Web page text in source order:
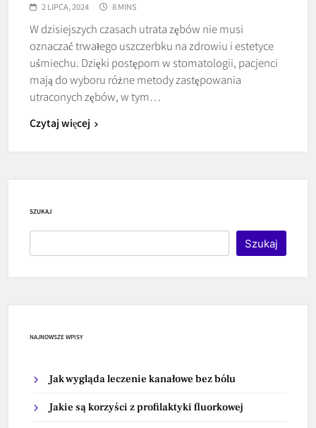
2 LIPCA, 2024 8 MINS
W dzisiejszych czasach utrata zębów nie musi
oznaczać trwałego uszczerbku na zdrowiu i estetyce
uśmiechu. Dzięki postępom w stomatologii, pacjenci
mają do wyboru różne metody zastępowania
utraconych zębów, w tym…
Czytaj więcej
SZUKAJ
Szukaj
NAJNOWSZE WPISY
Jak wygląda leczenie kanałowe bez bólu
Jakie są korzyści z profilaktyki fluorkowej